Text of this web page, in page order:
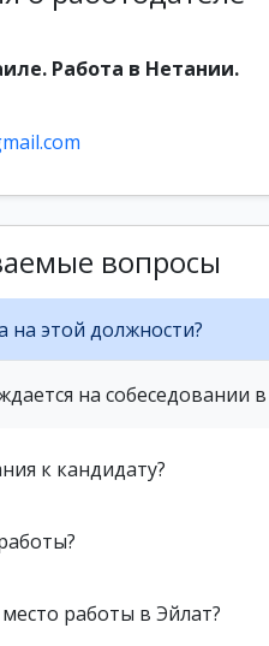
Работа в Нетании.
вопросы
на этой должности?
на
к кандидату?
работы в Эйлат?